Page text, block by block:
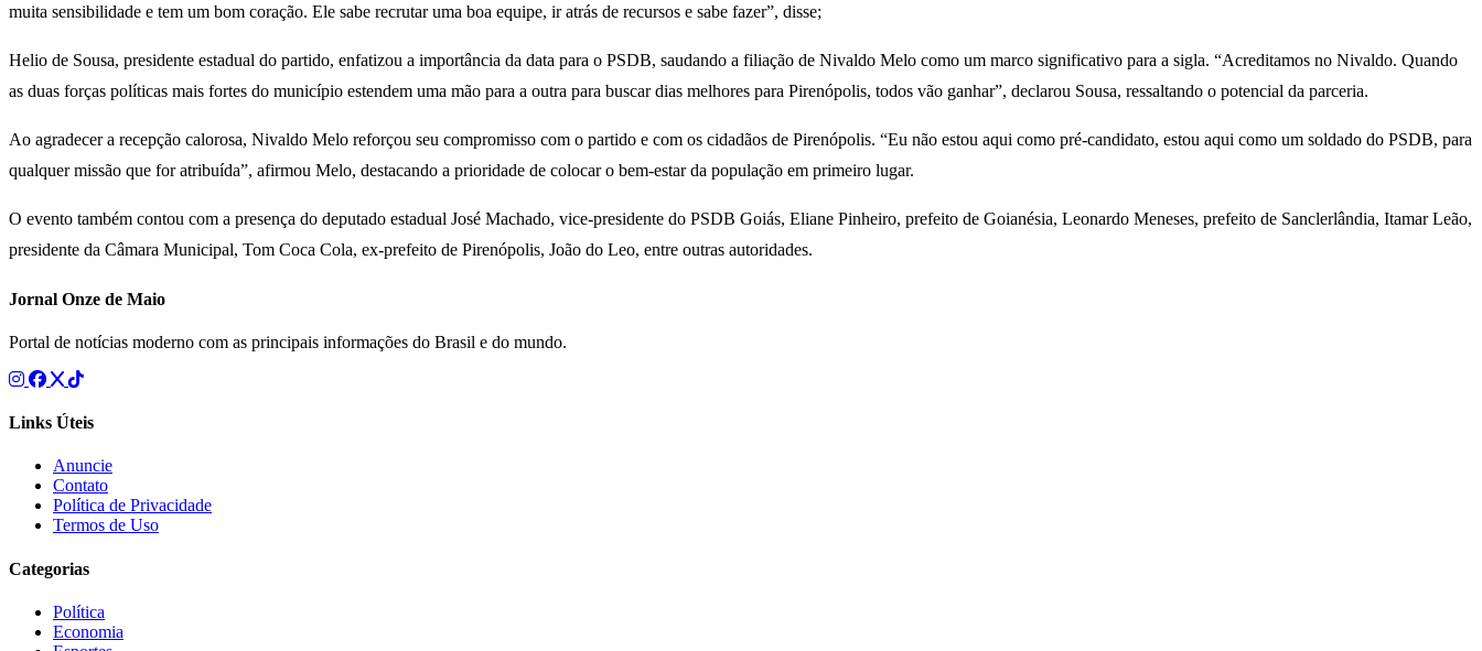
muita sensibilidade e tem um bom coração. Ele sabe recrutar uma boa equipe, ir atrás de recursos e sabe fazer”, disse;
Helio de Sousa, presidente estadual do partido, enfatizou a importância da data para o PSDB, saudando a filiação de Nivaldo Melo como um marco significativo para a sigla. “Acreditamos no Nivaldo. Quando
as duas forças políticas mais fortes do município estendem uma mão para a outra para buscar dias melhores para Pirenópolis, todos vão ganhar”, declarou Sousa, ressaltando o potencial da parceria.
Ao agradecer a recepção calorosa, Nivaldo Melo reforçou seu compromisso com o partido e com os cidadãos de Pirenópolis. “Eu não estou aqui como pré-candidato, estou aqui como um soldado do PSDB, para
qualquer missão que for atribuída”, afirmou Melo, destacando a prioridade de colocar o bem-estar da população em primeiro lugar.
O evento também contou com a presença do deputado estadual José Machado, vice-presidente do PSDB Goiás, Eliane Pinheiro, prefeito de Goianésia, Leonardo Meneses, prefeito de Sanclerlândia, Itamar Leão,
presidente da Câmara Municipal, Tom Coca Cola, ex-prefeito de Pirenópolis, João do Leo, entre outras autoridades.
Jornal Onze de Maio
Portal de notícias moderno com as principais informações do Brasil e do mundo.
Links Úteis
Anuncie
Contato
Política de Privacidade
Termos de Uso
Categorias
Política
Economia